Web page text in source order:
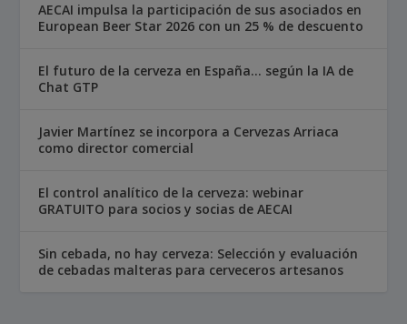
AECAI impulsa la participación de sus asociados en
European Beer Star 2026 con un 25 % de descuento
El futuro de la cerveza en España… según la IA de
Chat GTP
Javier Martínez se incorpora a Cervezas Arriaca
como director comercial
El control analítico de la cerveza: webinar
GRATUITO para socios y socias de AECAI
Sin cebada, no hay cerveza: Selección y evaluación
de cebadas malteras para cerveceros artesanos